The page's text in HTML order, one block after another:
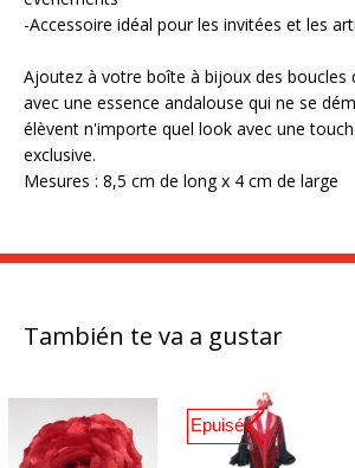
-Accessoire idéal pour les invitées et les
Ajoutez à votre boîte à bijoux des boucles
avec une essence andalouse qui ne se
élèvent n'importe quel look avec une
exclusive.
Mesures : 8,5 cm de long x 4 cm de large
También te va a gustar
Epuisé